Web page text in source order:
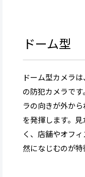
ドーム型
ドーム型カメラ
の防犯カメラで
ラの向きが外か
を発揮します。
く、店舗やオフ
然になじむのが特